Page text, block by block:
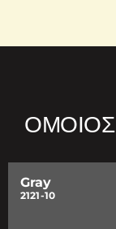
ΌΜΟΙΟΣ
Gray
2121-10